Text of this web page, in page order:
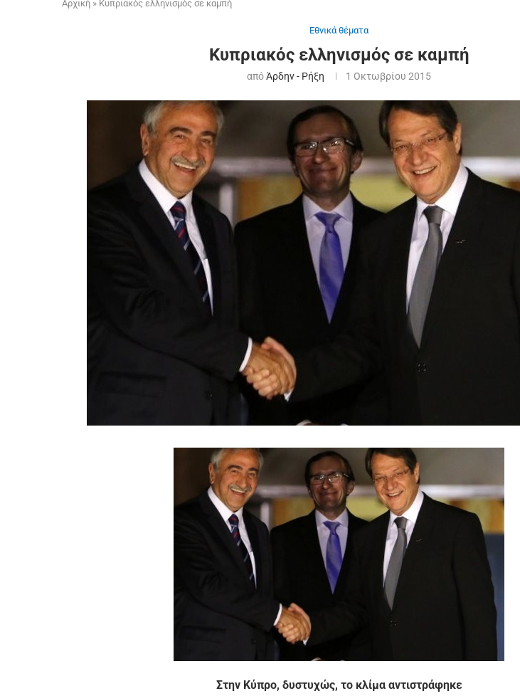
Αρχική » Κυπριακός ελληνισμός σε καμπή
Εθνικά θέματα
Κυπριακός ελληνισμός σε καμπή
απόΆρδην - Ρήξη 1 Οκτωβρίου 2015
Στην Κύπρο, δυστυχώς, το κλίμα αντιστράφηκε